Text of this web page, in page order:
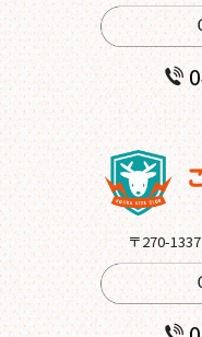
〒270-